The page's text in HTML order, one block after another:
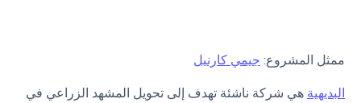
ممثل المشروع: جيمي كارنيل
البديهية هي شركة ناشئة تهدف إلى تحويل المشهد الزراعي في